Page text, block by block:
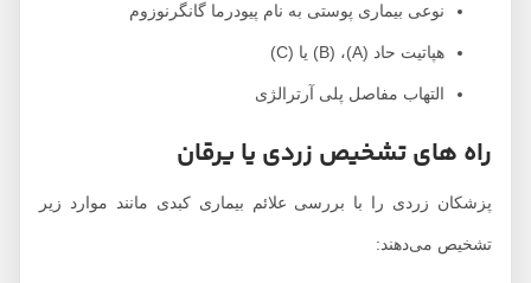
نوعی بیماری پوستی به نام پیودرما گانگرنوزوم
هپاتیت حاد (A)، (B) یا (C)
التهاب مفاصل پلی آرترالژی
راه های تشخیص زردی یا یرقان
پزشکان زردی را با بررسی علائم بیماری کبدی مانند موارد زیر
تشخیص می‌دهند: